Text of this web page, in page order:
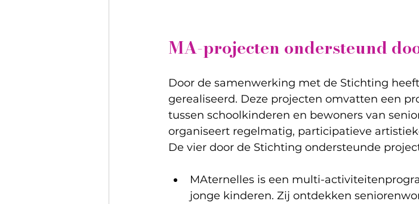
MA-projecten ondersteund
Door de samenwerking met de Stichting
gerealiseerd. Deze projecten omvatten een
tussen schoolkinderen en bewoners van
organiseert regelmatig, participatieve
De vier door de Stichting ondersteunde
MAternelles is een multi-
jonge kinderen. Zij ontdekken